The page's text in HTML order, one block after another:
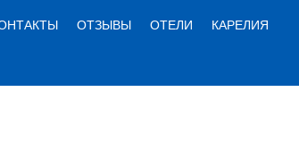
ОТЗЫВЫ ОТЕЛИ КАРЕЛИЯ